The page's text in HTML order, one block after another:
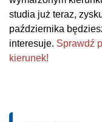
studia już teraz,
października
interesuje. Sprawdź
kierunek!